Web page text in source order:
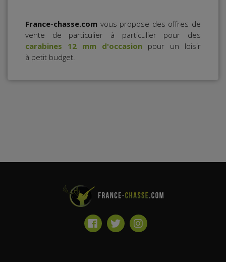
France-chasse.com vous propose des offres de
vente de particulier à particulier pour des
carabines 12 mm d'occasion pour un loisir
à petit budget.